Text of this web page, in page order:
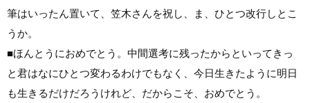
筆はいったん置いて、笠木さんを祝し、ま、ひとつ改行しとこ
うか。
■ほんとうにおめでとう。中間選考に残ったからといってきっ
と君はなにひとつ変わるわけでもなく、今日生きたように明日
も生きるだけだろうけれど、だからこそ、おめでとう。